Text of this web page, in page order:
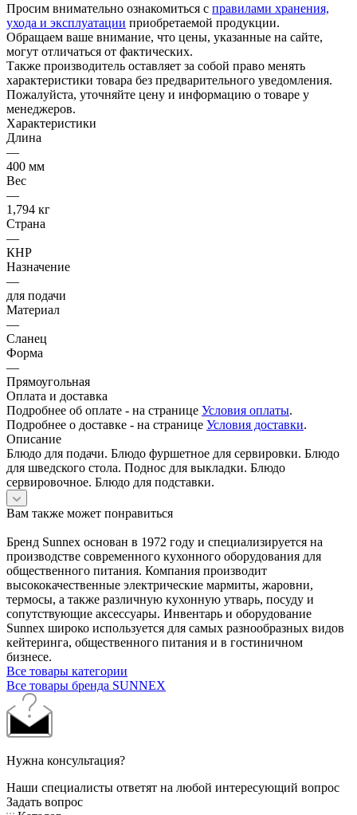
Просим внимательно ознакомиться с правилами хранения,
ухода и эксплуатации приобретаемой продукции.
Обращаем ваше внимание, что цены, указанные на сайте,
могут отличаться от фактических.
Также производитель оставляет за собой право менять
характеристики товара без предварительного уведомления.
Пожалуйста, уточняйте цену и информацию о товаре у
менеджеров.
Характеристики
Длина
—
400 мм
Вес
—
1,794 кг
Страна
—
КНР
Назначение
—
для подачи
Материал
—
Сланец
Форма
—
Прямоугольная
Оплата и доставка
Подробнее об оплате - на странице Условия оплаты.
Подробнее о доставке - на странице Условия доставки.
Описание
Блюдо для подачи. Блюдо фуршетное для сервировки. Блюдо
для шведского стола. Поднос для выкладки. Блюдо
сервировочное. Блюдо для подставки.
Вам также может понравиться
Бренд Sunnex основан в 1972 году и специализируется на
производстве современного кухонного оборудования для
общественного питания. Компания производит
высококачественные электрические мармиты, жаровни,
термосы, а также различную кухонную утварь, посуду и
сопутствующие аксессуары. Инвентарь и оборудование
Sunnex широко используется для самых разнообразных видов
кейтеринга, общественного питания и в гостиничном
бизнесе.
Все товары категории
Все товары бренда SUNNEX
Нужна консультация?
Наши специалисты ответят на любой интересующий вопрос
Задать вопрос